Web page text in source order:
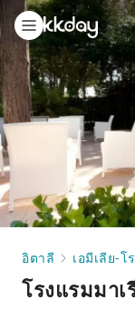
อิตาลี เอมีเลีย-
โรงแรมมาเ